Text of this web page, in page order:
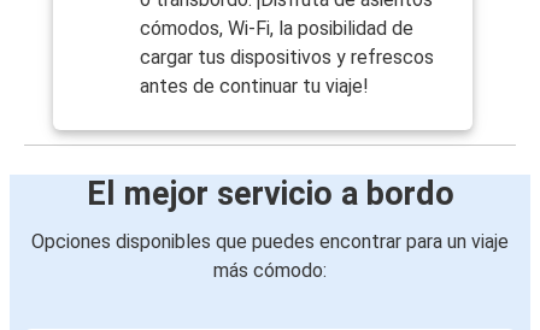
cómodos, Wi-Fi, la posibilidad de
cargar tus dispositivos y refrescos
antes de continuar tu viaje!
El mejor servicio a bordo
Opciones disponibles que puedes encontrar para un viaje
más cómodo: